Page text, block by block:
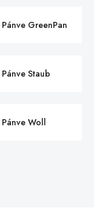
Pánve GreenPan
Pánve Staub
Pánve Woll